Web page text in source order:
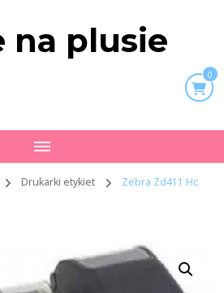
na plusie
0
Drukarki etykiet
Zebra Zd411 Hc